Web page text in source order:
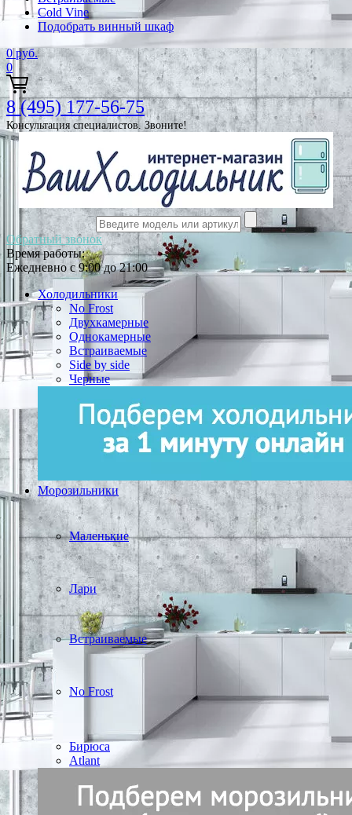
Cold Vine
Подобрать винный шкаф
0 руб.
0
8 (495) 177-56-75
Консультация специалистов. Звоните!
Обратный звонок
Время работы:
Ежедневно с 9:00 до 21:00
Холодильники
No Frost
Двухкамерные
Однокамерные
Встраиваемые
Side by side
Черные
Морозильники
Маленькие
Лари
Встраиваемые
No Frost
Бирюса
Atlant